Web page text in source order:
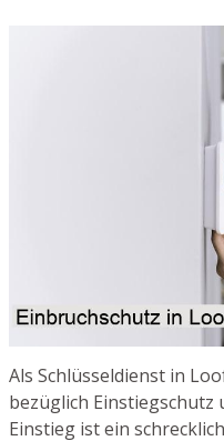
Als Schlüsseldienst in
bezüglich Einstiegschutz
Einstieg ist ein